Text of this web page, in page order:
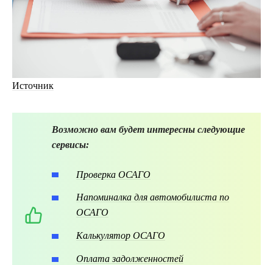
Источник
Возможно вам будет интересны следующие
сервисы:
Проверка ОСАГО
Напоминалка для автомобилиста по
ОСАГО
Калькулятор ОСАГО
Оплата задолженностей